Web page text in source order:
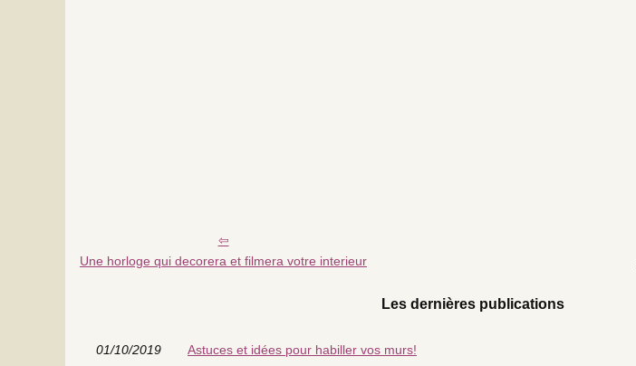
Une horloge qui decorera et filmera votre interieur
Les dernières publications
01/10/2019 Astuces et idées pour habiller vos murs!